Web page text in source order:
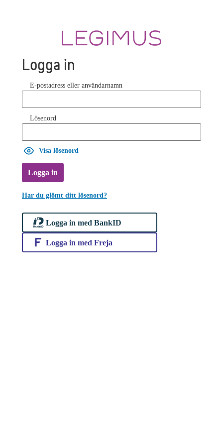
Logga in
E-postadress eller användarnamn
Lösenord
Visa lösenord
Logga in
Har du glömt ditt lösenord?
Logga in med BankID
Logga in med Freja